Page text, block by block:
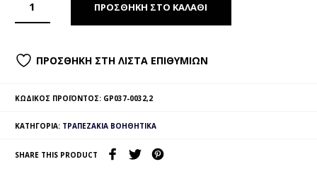
ΠΡΟΣΘΉΚΗ ΣΤΟ ΚΑΛΆΘΙ
ΠΡΟΣΘΉΚΗ ΣΤΗ ΛΊΣΤΑ ΕΠΙΘΥΜΙΏΝ
ΚΩΔΙΚΌΣ ΠΡΟΪΌΝΤΟΣ: GP037-0032,2
ΚΑΤΗΓΟΡΊΑ: ΤΡΑΠΕΖΆΚΙΑ ΒΟΗΘΗΤΙΚΆ
SHARE THIS PRODUCT